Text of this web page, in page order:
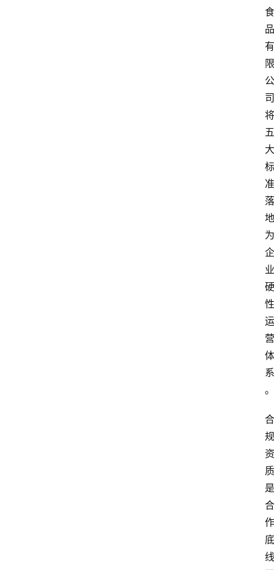
食
品
有
限
公
司
将
五
大
标
准
落
地
为
企
业
硬
性
运
营
体
系
。
合
规
资
质
是
合
作
底
线